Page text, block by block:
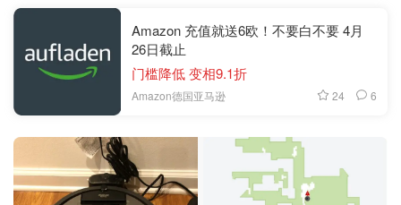
Amazon 充值就送6欧！不要白不要 4月
26日截止
门槛降低 变相9.1折
Amazon德国亚马逊 24 6